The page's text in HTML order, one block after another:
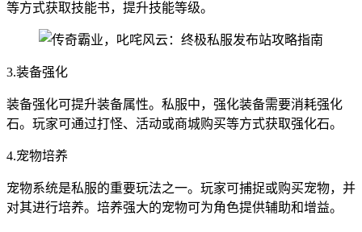
等方式获取技能书，提升技能等级。
3.装备强化
装备强化可提升装备属性。私服中，强化装备需要消耗强化
石。玩家可通过打怪、活动或商城购买等方式获取强化石。
4.宠物培养
宠物系统是私服的重要玩法之一。玩家可捕捉或购买宠物，并
对其进行培养。培养强大的宠物可为角色提供辅助和增益。